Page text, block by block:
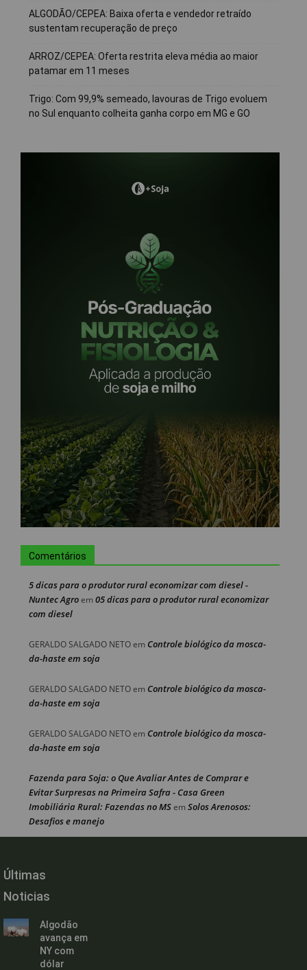
ALGODÃO/CEPEA: Baixa oferta e vendedor retraído
sustentam recuperação de preço
ARROZ/CEPEA: Oferta restrita eleva média ao maior
patamar em 11 meses
Trigo: Com 99,9% semeado, lavouras de Trigo evoluem
no Sul enquanto colheita ganha corpo em MG e GO
Comentários
5 dicas para o produtor rural economizar com diesel -
Nuntec Agroem 05 dicas para o produtor rural economizar
com diesel
GERALDO SALGADO NETOem Controle biológico da mosca-
da-haste em soja
GERALDO SALGADO NETOem Controle biológico da mosca-
da-haste em soja
GERALDO SALGADO NETOem Controle biológico da mosca-
da-haste em soja
Fazenda para Soja: o Que Avaliar Antes de Comprar e
Evitar Surpresas na Primeira Safra - Casa Green
Imobiliária Rural: Fazendas no MSem Solos Arenosos:
Desafios e manejo
Últimas
Noticias
Algodão
avança em
NY com
dólar